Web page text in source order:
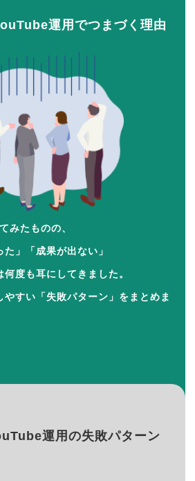
運用でつまづく理由
みたものの、
た」「成果が出ない」
度も耳にしてきました。
やすい「失敗パターン」をまとめま
運用の失敗パターン